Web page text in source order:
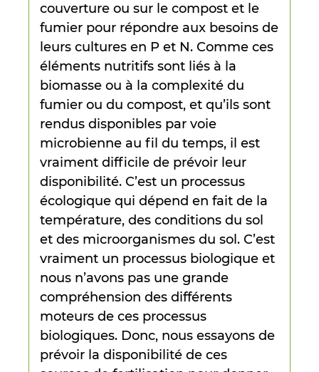
couverture ou sur le compost et le
fumier pour répondre aux besoins de
leurs cultures en P et N. Comme ces
éléments nutritifs sont liés à la
biomasse ou à la complexité du
fumier ou du compost, et qu’ils sont
rendus disponibles par voie
microbienne au fil du temps, il est
vraiment difficile de prévoir leur
disponibilité. C’est un processus
écologique qui dépend en fait de la
température, des conditions du sol
et des microorganismes du sol. C’est
vraiment un processus biologique et
nous n’avons pas une grande
compréhension des différents
moteurs de ces processus
biologiques. Donc, nous essayons de
prévoir la disponibilité de ces